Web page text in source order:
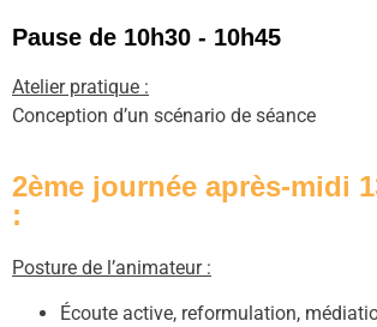
Pause de 10h30 - 10h45
Atelier pratique :
Conception d’un scénario de séance
2ème journée après-midi
:
Posture de l’animateur :
Écoute active, reformulation,